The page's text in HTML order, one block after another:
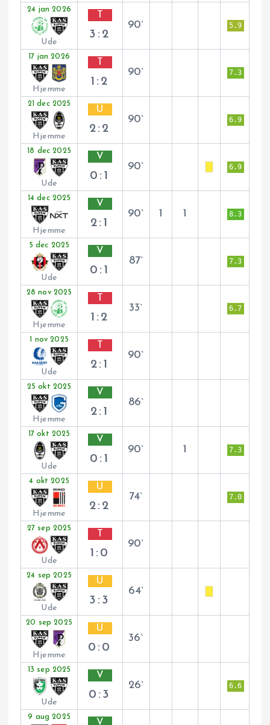
24 jan 2026
Ude
3:2
90` 5.9
17 jan 2026
Hjemme
1:2
90` 7.3
21 dec 2025
Hjemme
U
2:2
90` 6.9
18 dec 2025
Ude
V
0:1
90` 6.9
14 dec 2025
Hjemme
V
2:1
90` 1 1 8.3
5 dec 2025
Ude
V
0:1
87` 7.3
28 nov 2025
Hjemme
1:2
33` 6.7
1 nov 2025
Ude
2:1
90`
25 okt 2025
Hjemme
V
2:1
86`
17 okt 2025
Ude
V
0:1
90` 1 7.3
4 okt 2025
Hjemme
U
2:2
74` 7.0
27 sep 2025
Ude
1:0
90`
24 sep 2025
Ude
U
3:3
64`
20 sep 2025
Hjemme
U
0:0
36`
13 sep 2025
Ude
V
0:3
26` 6.6
9 aug 2025
V